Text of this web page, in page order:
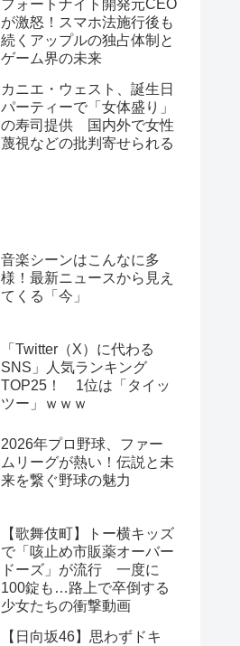
フォートナイト開発元CEO
が激怒！スマホ法施行後も
続くアップルの独占体制と
ゲーム界の未来
カニエ・ウェスト、誕生日
パーティーで「女体盛り」
の寿司提供 国内外で女性
蔑視などの批判寄せられる
音楽シーンはこんなに多
様！最新ニュースから見え
てくる「今」
「Twitter（X）に代わる
SNS」人気ランキング
TOP25！ 1位は「タイッ
ツー」ｗｗｗ
2026年プロ野球、ファー
ムリーグが熱い！伝説と未
来を繋ぐ野球の魅力
【歌舞伎町】トー横キッズ
で「咳止め市販薬オーバー
ドーズ」が流行 一度に
100錠も…路上で卒倒する
少女たちの衝撃動画
【日向坂46】思わずドキ